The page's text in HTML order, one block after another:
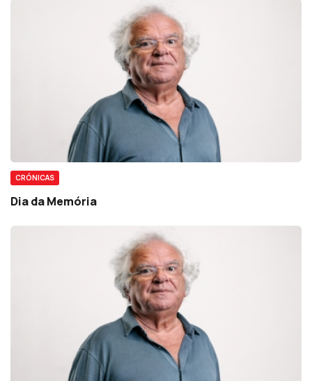
CRÓNICAS
Dia da Memória